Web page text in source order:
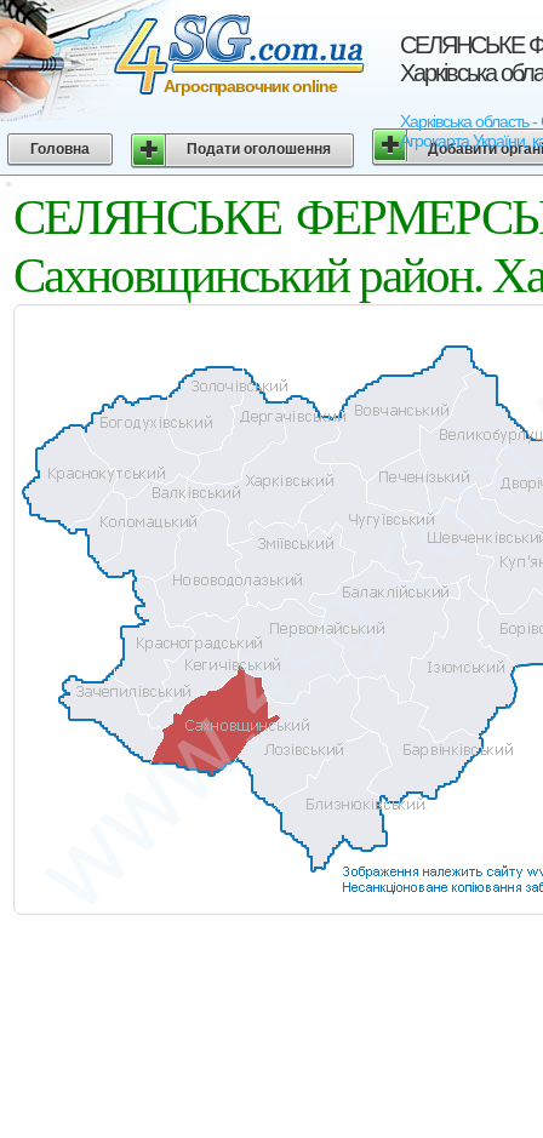
СЕЛЯНСЬКЕ
Харківська
Харківська
Агрокарта України,
Агросправочник online
Головна Подати оголошення Добавити
СЕЛЯНСЬКЕ
Сахновщинський район.